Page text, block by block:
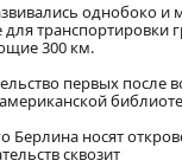
однобоко и
транспортировки
300 км.
первых
Берлина носят
сквозит